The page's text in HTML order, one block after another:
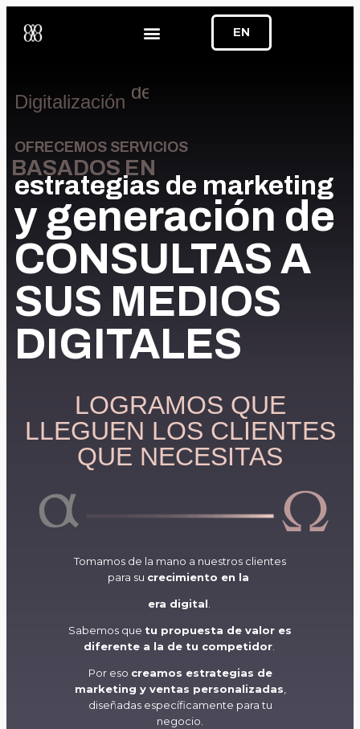
EN
Digitalización de la A
OFRECEMOS SERVICIOS
BASADOS EN
estrategias de marketing
y generación de
CONSULTAS A
SUS MEDIOS
DIGITALES
LOGRAMOS QUE
LLEGUEN LOS CLIENTES
QUE NECESITAS
α Ω
Tomamos de la mano a nuestros clientes
para su crecimiento en la
era digital.
Sabemos que tu propuesta de valor es
diferente a la de tu competidor.
Por eso creamos estrategias de
marketing y ventas personalizadas,
diseñadas específicamente para tu
negocio.